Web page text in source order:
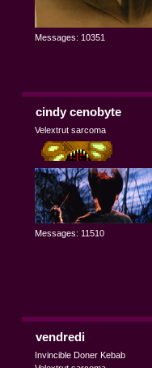
Messages: 10351
cindy cenobyte
Velextrut sarcoma
Messages: 11510
vendredi
Invincible Doner Kebab